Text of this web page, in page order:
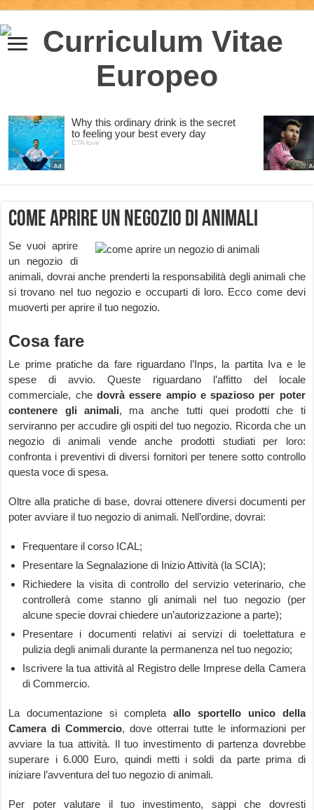
Come aprire un Negozio di Animali
Se vuoi aprire
un negozio di
animali, dovrai anche prenderti la responsabilità degli animali che
si trovano nel tuo negozio e occuparti di loro. Ecco come devi
muoverti per aprire il tuo negozio.
Cosa fare
Le prime pratiche da fare riguardano l’Inps, la partita Iva e le
spese di avvio. Queste riguardano l’affitto del locale
commerciale, che dovrà essere ampio e spazioso per poter
contenere gli animali, ma anche tutti quei prodotti che ti
serviranno per accudire gli ospiti del tuo negozio. Ricorda che un
negozio di animali vende anche prodotti studiati per loro:
confronta i preventivi di diversi fornitori per tenere sotto controllo
questa voce di spesa.
Oltre alla pratiche di base, dovrai ottenere diversi documenti per
poter avviare il tuo negozio di animali. Nell’ordine, dovrai:
Frequentare il corso ICAL;
Presentare la Segnalazione di Inizio Attività (la SCIA);
Richiedere la visita di controllo del servizio veterinario, che
controllerà come stanno gli animali nel tuo negozio (per
alcune specie dovrai chiedere un’autorizzazione a parte);
Presentare i documenti relativi ai servizi di toelettatura e
pulizia degli animali durante la permanenza nel tuo negozio;
Iscrivere la tua attività al Registro delle Imprese della Camera
di Commercio.
La documentazione si completa allo sportello unico della
Camera di Commercio, dove otterrai tutte le informazioni per
avviare la tua attività. Il tuo investimento di partenza dovrebbe
superare i 6.000 Euro, quindi metti i soldi da parte prima di
iniziare l’avventura del tuo negozio di animali.
Per poter valutare il tuo investimento, sappi che dovresti